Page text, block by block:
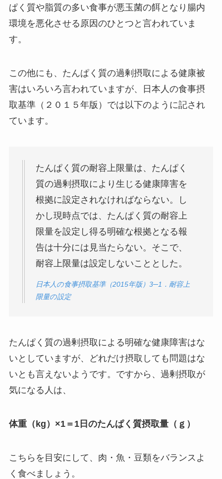
ぱく質や脂質の多い食事が悪玉菌の餌となり腸内
環境を悪化させる原因のひとつと言われていま
す。
この他にも、たんぱく質の過剰摂取による健康被
害はいろいろ言われていますが、日本人の食事摂
取基準（２０１５年版）では以下のように記され
ています。
たんぱく質の耐容上限量は、たんぱく
質の過剰摂取により生じる健康障害を
根拠に設定されなければならない。し
かし現時点では、たんぱく質の耐容上
限量を設定し得る明確な根拠となる報
告は十分には見当たらない。そこで、
耐容上限量は設定しないこととした。
日本人の食事摂取基準（2015年版）3─1．耐容上
限量の設定
たんぱく質の過剰摂取による明確な健康障害はな
いとしていますが、どれだけ摂取しても問題はな
いとも言えないようです。ですから、過剰摂取が
気になる人は、
体重（kg）×1＝1日のたんぱく質摂取量（ｇ）
こちらを目安にして、肉・魚・豆類をバランスよ
く食べましょう。